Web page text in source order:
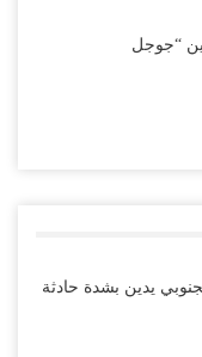
“جوجل
يدين بشدة حادثة